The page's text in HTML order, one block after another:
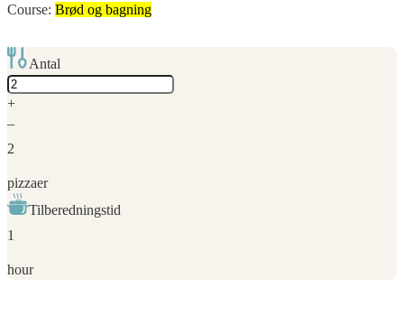
Course: Brød og bagning
Antal
Adjust
servings
+
–
2
pizzaer
Tilberedningstid
1
hour